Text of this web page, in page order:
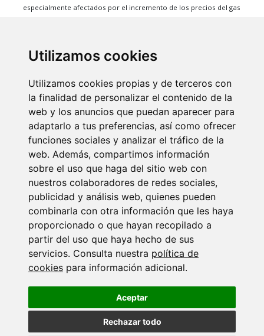
Utilizamos cookies
Utilizamos cookies propias y de terceros con
la finalidad de personalizar el contenido de la
web y los anuncios que puedan aparecer para
adaptarlo a tus preferencias, así como ofrecer
funciones sociales y analizar el tráfico de la
web. Además, compartimos información
sobre el uso que haga del sitio web con
nuestros colaboradores de redes sociales,
publicidad y análisis web, quienes pueden
combinarla con otra información que les haya
proporcionado o que hayan recopilado a
partir del uso que haya hecho de sus
servicios. Consulta nuestra política de
cookies para información adicional.
Aceptar
Rechazar todo
especialmente afectados por el incremento de los precios del gas
Services
Know us
Advertise
Buy
Rent
About Us
New Real Estate concept, specialized in both new and second-hand
promotions, acting both in sales, rental of properties to individuals,
companies and institutions, providing our clients with all the possible
tools existing in the market with the sole objective of achieving the
success of the operation.
Contact
Avda. de Islantilla C.C. Varadero local 11 Islantilla.
+34 959 73 71 49